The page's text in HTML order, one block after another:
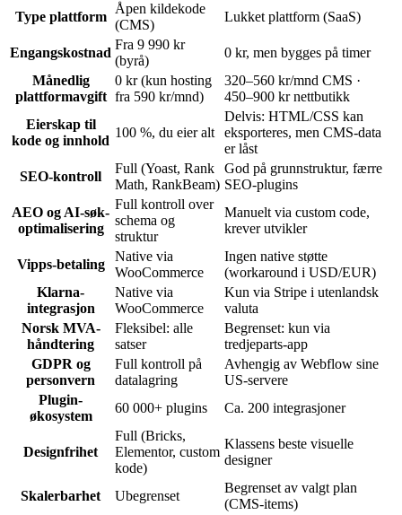
Type plattform
Åpen kildekode
(CMS)
Lukket plattform (SaaS)
Engangskostnad
Fra 9 990 kr
(byrå)
0 kr, men bygges på timer
Månedlig
plattformavgift
0 kr (kun hosting
fra 590 kr/mnd)
320–560 kr/mnd CMS ·
450–900 kr nettbutikk
Eierskap til
kode og innhold
100 %, du eier alt
Delvis: HTML/CSS kan
eksporteres, men CMS-data
er låst
SEO-kontroll
Full (Yoast, Rank
Math, RankBeam)
God på grunnstruktur, færre
SEO-plugins
AEO og AI-søk-
optimalisering
Full kontroll over
schema og
struktur
Manuelt via custom code,
krever utvikler
Vipps-betaling
Native via
WooCommerce
Ingen native støtte
(workaround i USD/EUR)
Klarna-
integrasjon
Native via
WooCommerce
Kun via Stripe i utenlandsk
valuta
Norsk MVA-
håndtering
Fleksibel: alle
satser
Begrenset: kun via
tredjeparts-app
GDPR og
personvern
Full kontroll på
datalagring
Avhengig av Webflow sine
US-servere
Plugin-
økosystem
60 000+ plugins Ca. 200 integrasjoner
Designfrihet
Full (Bricks,
Elementor, custom
kode)
Klassens beste visuelle
designer
Skalerbarhet Ubegrenset
Begrenset av valgt plan
(CMS-items)